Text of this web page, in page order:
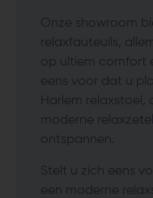
Onze showroom
relaxfauteuils,
op ultiem comfort
eens voor dat u
Harlem
moderne
ontspannen.
Stelt u zich eens
een moderne